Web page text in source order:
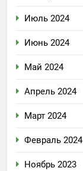
Июль 2024
Июнь 2024
Май 2024
Апрель 2024
Март 2024
Февраль 2024
Ноябрь 2023